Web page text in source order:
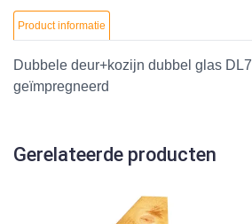
Product informatie
Dubbele deur+kozijn dubbel glas
geïmpregneerd
Gerelateerde producten